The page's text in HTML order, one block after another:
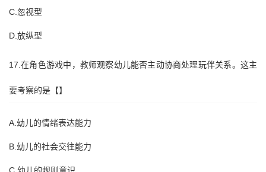
C.忽视型
D.放纵型
17.在角色游戏中，教师观察幼儿能否主动协商处理玩伴关系。这主
要考察的是【】
A.幼儿的情绪表达能力
B.幼儿的社会交往能力